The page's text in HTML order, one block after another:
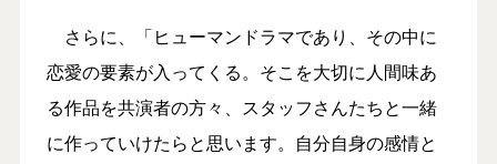
さらに、「ヒューマンドラマであり、その中に
恋愛の要素が入ってくる。そこを大切に人間味あ
る作品を共演者の方々、スタッフさんたちと一緒
に作っていけたらと思います。自分自身の感情と